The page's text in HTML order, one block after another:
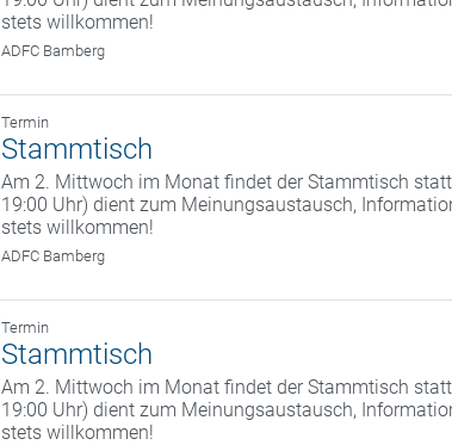
stets willkommen!
ADFC Bamberg
Termin
Stammtisch
Am 2. Mittwoch im Monat findet der Stammtisch
19:00 Uhr) dient zum Meinungsaustausch,
stets willkommen!
ADFC Bamberg
Termin
Stammtisch
Am 2. Mittwoch im Monat findet der Stammtisch
19:00 Uhr) dient zum Meinungsaustausch,
stets willkommen!